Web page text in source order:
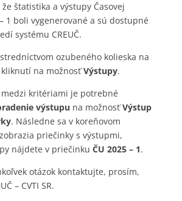
štatistika a výstupy Časovej
1 boli vygenerované a sú dostupné
systému CREUČ.
ozubeného kolieska na
na možnosťVýstupy.
kritériami je potrebné
výstupu na možnosťVýstup
. Následne sa v koreňovom
priečinky s výstupmi,
nájdete v priečinku ČU 2025 – 1.
otázok kontaktujte, prosím,
– CVTI SR.